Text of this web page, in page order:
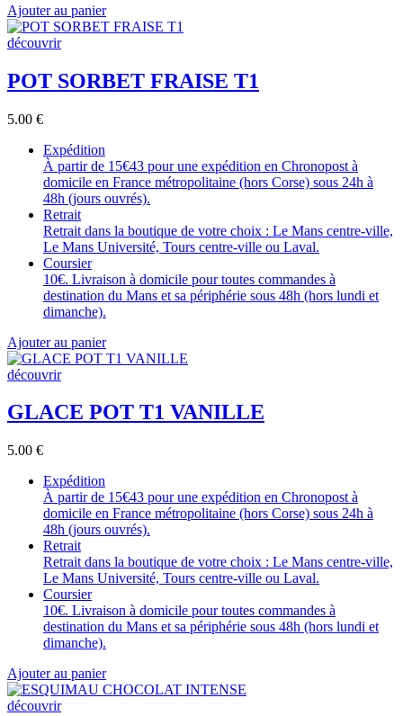
Ajouter au panier
découvrir
POT SORBET FRAISE T1
5.00 €
Expédition
À partir de 15€43 pour une expédition en Chronopost à
domicile en France métropolitaine (hors Corse) sous 24h à
48h (jours ouvrés).
Retrait
Retrait dans la boutique de votre choix : Le Mans centre-ville,
Le Mans Université, Tours centre-ville ou Laval.
Coursier
10€. Livraison à domicile pour toutes commandes à
destination du Mans et sa périphérie sous 48h (hors lundi et
dimanche).
Ajouter au panier
découvrir
GLACE POT T1 VANILLE
5.00 €
Expédition
À partir de 15€43 pour une expédition en Chronopost à
domicile en France métropolitaine (hors Corse) sous 24h à
48h (jours ouvrés).
Retrait
Retrait dans la boutique de votre choix : Le Mans centre-ville,
Le Mans Université, Tours centre-ville ou Laval.
Coursier
10€. Livraison à domicile pour toutes commandes à
destination du Mans et sa périphérie sous 48h (hors lundi et
dimanche).
Ajouter au panier
découvrir